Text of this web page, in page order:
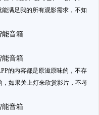
满足我的所有观影需求，不知
的内容都是原滋原味的，不存
如果关上灯来欣赏影片，不考